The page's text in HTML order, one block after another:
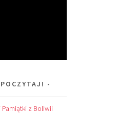
Pamiątki z Boliwii